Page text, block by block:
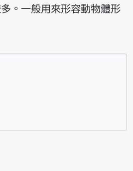
。一般用來形容動物體形
句é-puî